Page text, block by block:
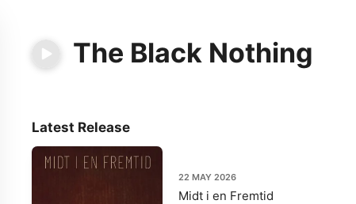
The Black Nothing
Latest Release
22 MAY 2026
Midt i en Fremtid